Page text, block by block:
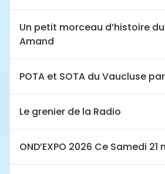
Un petit morceau d’histoire
Amand
POTA et SOTA du Vaucluse
Le grenier de la Radio
OND’EXPO 2026 Ce Samedi 21